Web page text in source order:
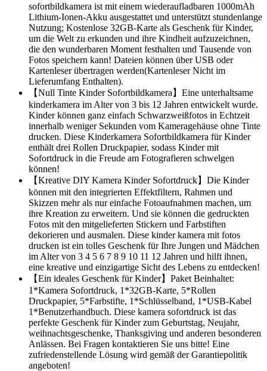
sofortbildkamera ist mit einem wiederaufladbaren 1000mAh
Lithium-Ionen-Akku ausgestattet und unterstützt stundenlange
Nutzung; Kostenlose 32GB-Karte als Geschenk für Kinder,
um die Welt zu erkunden und ihre Kindheit aufzuzeichnen,
die den wunderbaren Moment festhalten und Tausende von
Fotos speichern kann! Dateien können über USB oder
Kartenleser übertragen werden(Kartenleser Nicht im
Lieferumfang Enthalten).
【Null Tinte Kinder Sofortbildkamera】Eine unterhaltsame
kinderkamera im Alter von 3 bis 12 Jahren entwickelt wurde.
Kinder können ganz einfach Schwarzweißfotos in Echtzeit
innerhalb weniger Sekunden vom Kameragehäuse ohne Tinte
drucken. Diese Kinderkamera Sofortbildkamera für Kinder
enthält drei Rollen Druckpapier, sodass Kinder mit
Sofortdruck in die Freude am Fotografieren schwelgen
können!
【Kreative DIY Kamera Kinder Sofortdruck】Die Kinder
können mit den integrierten Effektfiltern, Rahmen und
Skizzen mehr als nur einfache Fotoaufnahmen machen, um
ihre Kreation zu erweitern. Und sie können die gedruckten
Fotos mit den mitgelieferten Stickern und Farbstiften
dekorieren und ausmalen. Diese kinder kamera mit fotos
drucken ist ein tolles Geschenk für Ihre Jungen und Mädchen
im Alter von 3 4 5 6 7 8 9 10 11 12 Jahren und hilft ihnen,
eine kreative und einzigartige Sicht des Lebens zu entdecken!
【Ein ideales Geschenk für Kinder】Paket Beinhaltet:
1*Kamera Sofortdruck, 1*32GB-Karte, 5*Rollen
Druckpapier, 5*Farbstifte, 1*Schlüsselband, 1*USB-Kabel
1*Benutzerhandbuch. Diese kamera sofortdruck ist das
perfekte Geschenk für Kinder zum Geburtstag, Neujahr,
weihnachtsgeschenke, Thanksgiving und anderen besonderen
Anlässen. Bei Fragen kontaktieren Sie uns bitte! Eine
zufriedenstellende Lösung wird gemäß der Garantiepolitik
angeboten!